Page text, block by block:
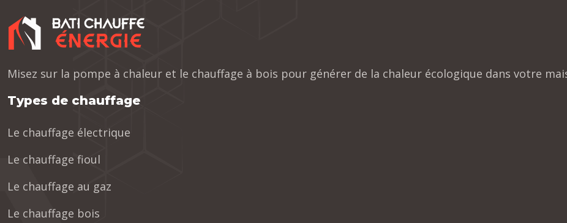
Misez sur la pompe à chaleur et le chauffage à bois pour générer de la chaleur écologique dans votre
Types de chauffage
Le chauffage électrique
Le chauffage fioul
Le chauffage au gaz
Le chauffage bois